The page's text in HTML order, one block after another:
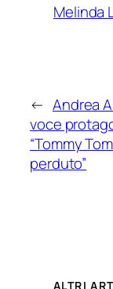
Melinda
← Andrea
voce
“Tommy
perduto”
ALTRI